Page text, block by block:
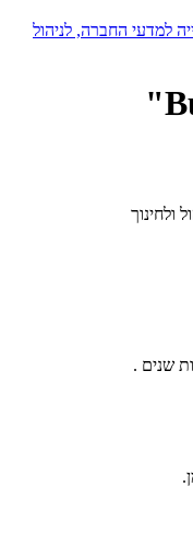
למדעי החברה, לניהול
ולחינוך